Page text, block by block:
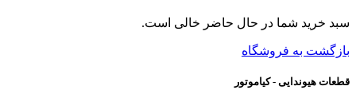
سبد خرید شما در حال حاضر خالی است.
بازگشت به فروشگاه
قطعات هیوندایی - کیاموتور